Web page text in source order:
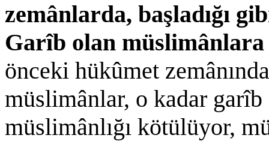
zemânlarda, başladığı
Garîb olan
önceki hükûmet
müslimânlar, o kadar
müslimânlığı kötülüyor,